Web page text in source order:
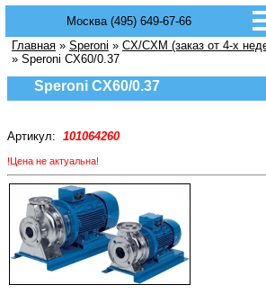
Москва (495) 649-67-66
Главная » Speroni » CX/CXM (заказ от 4-х
» Speroni CX60/0.37
Speroni CX60/0.37
Артикул: 101064260
!Цена не актуальна!